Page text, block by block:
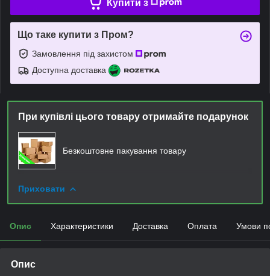
Купити з
Що таке купити з Пром?
Замовлення під захистом
Доступна доставка
При купівлі цього товару отримайте подарунок
Безкоштовне пакування товару
Приховати
Опис Характеристики Доставка Оплата Умови
Опис